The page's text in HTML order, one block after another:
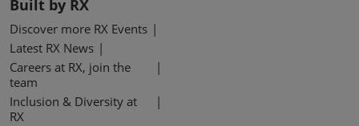
Built by RX
Discover more RX Events
Latest RX News
Careers at RX, join the
team
Inclusion & Diversity at
RX